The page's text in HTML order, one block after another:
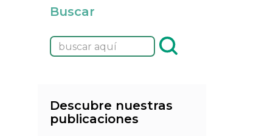
Buscar
Descubre nuestras
publicaciones